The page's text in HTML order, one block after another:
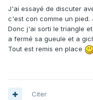
J'ai essayé de discuter
c'est con comme un pied.
Donc j'ai sorti le triangle
a fermé sa gueule et a
Tout est remis en place
Citer